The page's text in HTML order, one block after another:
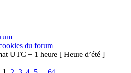
du forum
UTC + 1 heure [ Heure d’été ]